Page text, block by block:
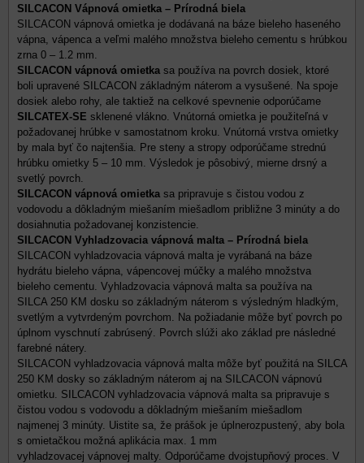
SILCACON Vápnová omietka – Prírodná biela
SILCACON vápnová omietka je dodávaná na báze bieleho haseného
vápna, vápenca a veľmi malého množstva bieleho cementu s hrúbkou
zrna 0 – 1.2 mm.
SILCACON vápnová omietka sa používa na povrch dosiek, ktoré
boli upravené SILCACON základným náterom a vysušené. Na spoje
dosiek alebo rohy, ale taktiež na celkové spevnenie odporúčame
SILCATEX-SE sklenené vlákno. Vnútorná omietka je použiteľná v
požadovanej hrúbke v samostatnom kroku. Vnútorná vrstva omietky
by mala byť čo najtenšia. Pre steny a stropy odporúčame strednú
hrúbku omietky 5 – 10 mm. Výsledok je pôsobivý, mierne drsný a
svetlý povrch.
SILCACON vápnová omietka sa pripravuje s čistou vodou z
vodovodu a dôkladným miešaním miešadlom približne 3 minúty a do
dosiahnutia požadovanej konzistencie.
SILCACON Vyhladzovacia vápnová malta – Prírodná biela
SILCACON vyhladzovacia vápnová malta je vyrábaná na báze
hydrátu bieleho vápna, vápencovej múčky a malého množstva
bieleho cementu. Vyhladzovacia vápnová malta sa používa na
SILCA 250 KM dosku so základným náterom s výsledným hladkým,
svetlým a vytvrdeným povrchom. Na požiadanie môže byť povrch po
úplnom vyschnutí zabrúsený. Povrch slúži ako základ pre následné
farebné nátery.
SILCACON vyhladzovacia vápnová malta môže byť použitá na SILCA
250 KM dosky so základným náterom aj na SILCACON vápnovú
omietku. SILCACON vyhladzovacia vápnová malta sa pripravuje s
čistou vodou s vodovodu a dôkladným miešaním miešadlom
najmenej 3 minúty. Uistite sa, že prášok je úplnerozpustený, aby bola
s omietačkou možná aplikácia max. 1 mm
vyhladzovacej vápnovej malty. Odporúčame dvojstupňový proces. V